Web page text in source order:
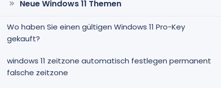
Neue Windows 11 Themen
Wo haben Sie einen gültigen Windows 11 Pro-Key
gekauft?
windows 11 zeitzone automatisch festlegen permanent
falsche zeitzone